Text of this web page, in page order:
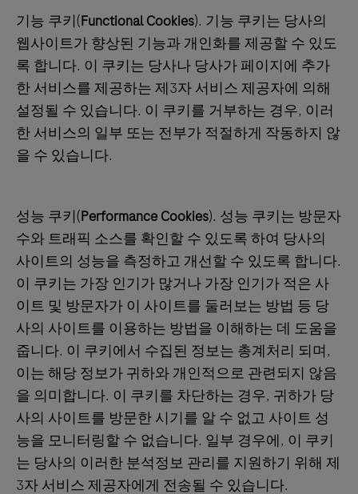
기능 쿠키(Functional Cookies). 기능 쿠키는 당사의
웹사이트가 향상된 기능과 개인화를 제공할 수 있도
록 합니다. 이 쿠키는 당사나 당사가 페이지에 추가
한 서비스를 제공하는 제3자 서비스 제공자에 의해
설정될 수 있습니다. 이 쿠키를 거부하는 경우, 이러
한 서비스의 일부 또는 전부가 적절하게 작동하지 않
을 수 있습니다.
성능 쿠키(Performance Cookies). 성능 쿠키는 방문자
수와 트래픽 소스를 확인할 수 있도록 하여 당사의
사이트의 성능을 측정하고 개선할 수 있도록 합니다.
이 쿠키는 가장 인기가 많거나 가장 인기가 적은 사
이트 및 방문자가 이 사이트를 둘러보는 방법 등 당
사의 사이트를 이용하는 방법을 이해하는 데 도움을
줍니다. 이 쿠키에서 수집된 정보는 총계처리 되며,
이는 해당 정보가 귀하와 개인적으로 관련되지 않음
을 의미합니다. 이 쿠키를 차단하는 경우, 귀하가 당
사의 사이트를 방문한 시기를 알 수 없고 사이트 성
능을 모니터링할 수 없습니다. 일부 경우에, 이 쿠키
는 당사의 이러한 분석정보 관리를 지원하기 위해 제
3자 서비스 제공자에게 전송될 수 있습니다.